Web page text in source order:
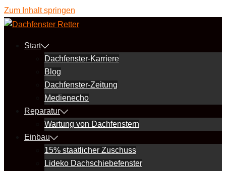
Zum Inhalt springen
Start
Dachfenster-Karriere
Blog
Dachfenster-Zeitung
Medienecho
Reparatur
Wartung von Dachfenstern
Einbau
15% staatlicher Zuschuss
Lideko Dachschiebefenster